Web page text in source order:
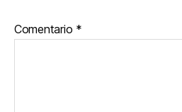
Comentario *